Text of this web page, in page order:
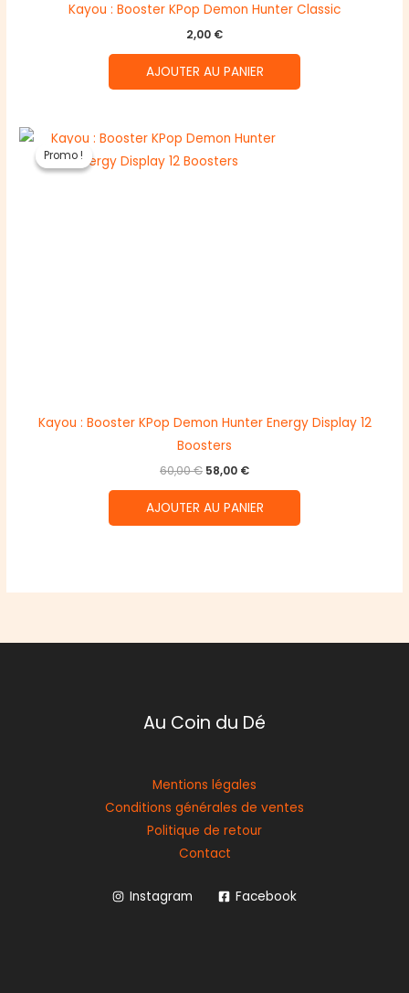
Kayou : Booster KPop Demon Hunter Classic
2,00 €
AJOUTER AU PANIER
Promo !
Promo !
Kayou : Booster KPop Demon Hunter Energy Display 12
Boosters
60,00€ Le
était :
60,00 €.
58,00 €Le
est :
58,00 €.
AJOUTER AU PANIER
Au Coin du Dé
Mentions légales
Conditions générales de ventes
Politique de retour
Contact
Instagram Facebook